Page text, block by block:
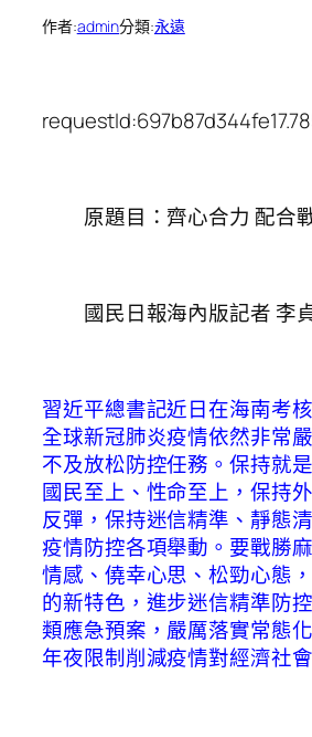
作者:admin分類:永遠
原題目：齊心合力 配合
國民日報海內版記者 李
習近平總書記近日在海南考
全球新冠肺炎疫情依然非常
不及放松防控任務。保持就
國民至上、性命至上，保持
反彈，保持迷信精準、靜態
疫情防控各項舉動。要戰勝
情感、僥幸心思、松勁心態
的新特色，進步迷信精準防
類應急預案，嚴厲落實常態
年夜限制削減疫情對經濟社